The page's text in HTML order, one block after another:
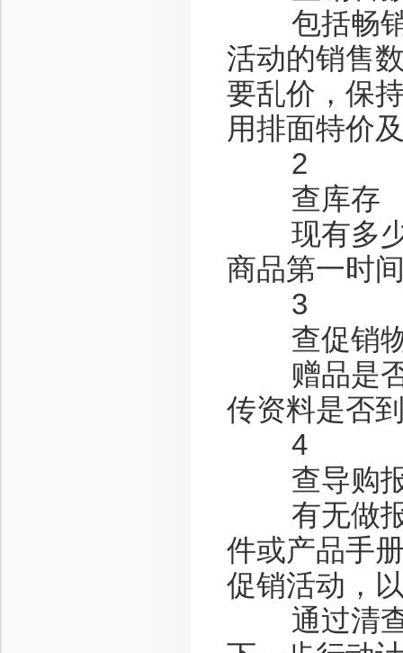
包括畅销
活动的销售
要乱价，保
用排面特价
2
查库存
现有多少
商品第一时
3
查促销
赠品是否
传资料是否
4
查导购
有无做报
件或产品手
促销活动，
通过清查